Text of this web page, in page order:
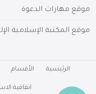
موقع مهارات الدعوة
موقع المكتبة الإسلامية
الرئيسية الأقسام
اتفاقية